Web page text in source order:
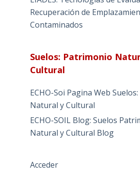
Recuperación de
Contaminados
Suelos: Patrimonio
Cultural
ECHO-Soi Pagina Web
Natural y Cultural
ECHO-SOIL Blog: Suelos
Natural y Cultural Blog
Acceder